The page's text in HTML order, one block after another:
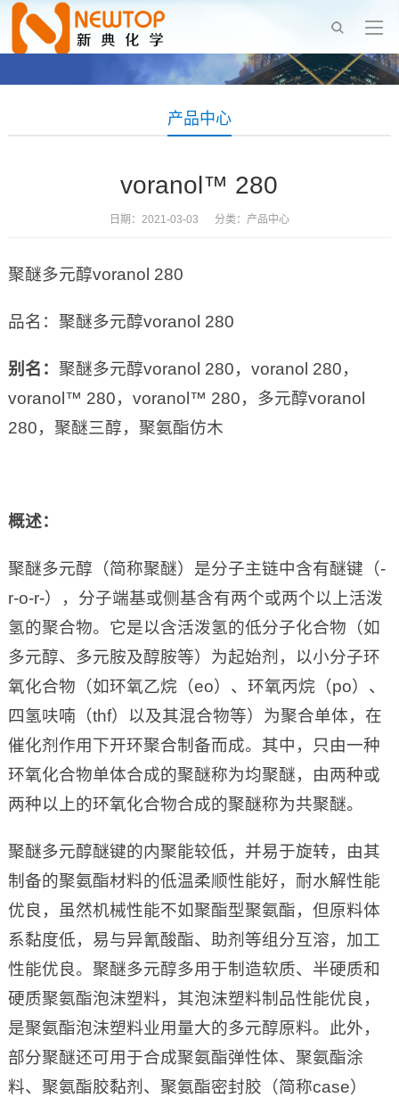
产品中心
voranol™ 280
日期：2021-03-03 分类： 产品中心
聚醚多元醇voranol 280
品名：聚醚多元醇voranol 280
别名： 聚醚多元醇voranol 280，voranol 280，
voranol™ 280，voranol™ 280，多元醇voranol
280，聚醚三醇，聚氨酯仿木
概述：
聚醚多元醇（简称聚醚）是分子主链中含有醚键（-
r-o-r-），分子端基或侧基含有两个或两个以上活泼
氢的聚合物。它是以含活泼氢的低分子化合物（如
多元醇、多元胺及醇胺等）为起始剂，以小分子环
氧化合物（如环氧乙烷（eo）、环氧丙烷（po）、
四氢呋喃（thf）以及其混合物等）为聚合单体，在
催化剂作用下开环聚合制备而成。其中，只由一种
环氧化合物单体合成的聚醚称为均聚醚，由两种或
两种以上的环氧化合物合成的聚醚称为共聚醚。
聚醚多元醇醚键的内聚能较低，并易于旋转，由其
制备的聚氨酯材料的低温柔顺性能好，耐水解性能
优良，虽然机械性能不如聚酯型聚氨酯，但原料体
系黏度低，易与异氰酸酯、助剂等组分互溶，加工
性能优良。聚醚多元醇多用于制造软质、半硬质和
硬质聚氨酯泡沫塑料，其泡沫塑料制品性能优良，
是聚氨酯泡沫塑料业用量大的多元醇原料。此外，
部分聚醚还可用于合成聚氨酯弹性体、聚氨酯涂
料、聚氨酯胶黏剂、聚氨酯密封胶（简称case）